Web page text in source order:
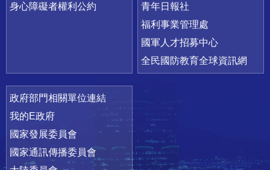
身心障礙者權利公約
青年日報社
福利事業管理處
國軍人才招募中心
全民國防教育全球資訊網
政府部門相關單位連結
我的E政府
國家發展委員會
國家通訊傳播委員會